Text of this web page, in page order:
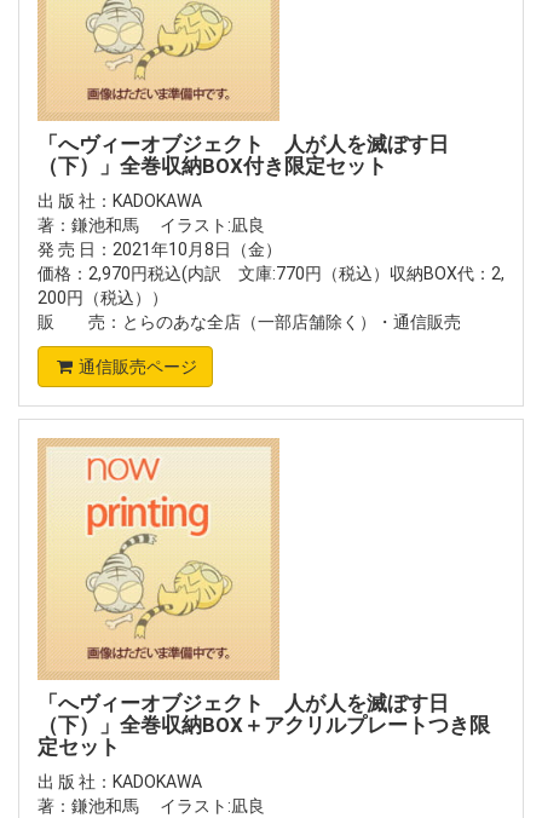
「へヴィーオブジェクト 人が人を滅ぼす日
（下）」全巻収納BOX付き限定セット
出 版 社：KADOKAWA
著：鎌池和馬 イラスト:凪良
発 売 日：2021年10月8日（金）
価格：2,970円税込(内訳 文庫:770円（税込）収納BOX代：2,
200円（税込））
販 売：とらのあな全店（一部店舗除く）・通信販売
通信販売ページ
「へヴィーオブジェクト 人が人を滅ぼす日
（下）」全巻収納BOX＋アクリルプレートつき限
定セット
出 版 社：KADOKAWA
著：鎌池和馬 イラスト:凪良